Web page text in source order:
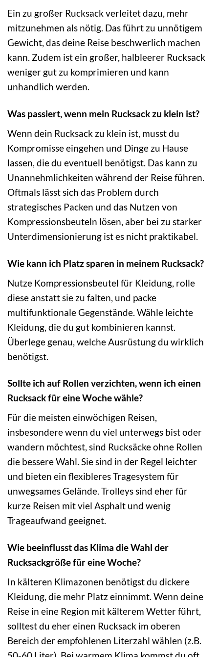
Ein zu großer Rucksack verleitet dazu, mehr
mitzunehmen als nötig. Das führt zu unnötigem
Gewicht, das deine Reise beschwerlich machen
kann. Zudem ist ein großer, halbleerer Rucksack
weniger gut zu komprimieren und kann
unhandlich werden.
Was passiert, wenn mein Rucksack zu klein ist?
Wenn dein Rucksack zu klein ist, musst du
Kompromisse eingehen und Dinge zu Hause
lassen, die du eventuell benötigst. Das kann zu
Unannehmlichkeiten während der Reise führen.
Oftmals lässt sich das Problem durch
strategisches Packen und das Nutzen von
Kompressionsbeuteln lösen, aber bei zu starker
Unterdimensionierung ist es nicht praktikabel.
Wie kann ich Platz sparen in meinem Rucksack?
Nutze Kompressionsbeutel für Kleidung, rolle
diese anstatt sie zu falten, und packe
multifunktionale Gegenstände. Wähle leichte
Kleidung, die du gut kombinieren kannst.
Überlege genau, welche Ausrüstung du wirklich
benötigst.
Sollte ich auf Rollen verzichten, wenn ich einen
Rucksack für eine Woche wähle?
Für die meisten einwöchigen Reisen,
insbesondere wenn du viel unterwegs bist oder
wandern möchtest, sind Rucksäcke ohne Rollen
die bessere Wahl. Sie sind in der Regel leichter
und bieten ein flexibleres Tragesystem für
unwegsames Gelände. Trolleys sind eher für
kurze Reisen mit viel Asphalt und wenig
Trageaufwand geeignet.
Wie beeinflusst das Klima die Wahl der
Rucksackgröße für eine Woche?
In kälteren Klimazonen benötigst du dickere
Kleidung, die mehr Platz einnimmt. Wenn deine
Reise in eine Region mit kälterem Wetter führt,
solltest du eher einen Rucksack im oberen
Bereich der empfohlenen Literzahl wählen (z.B.